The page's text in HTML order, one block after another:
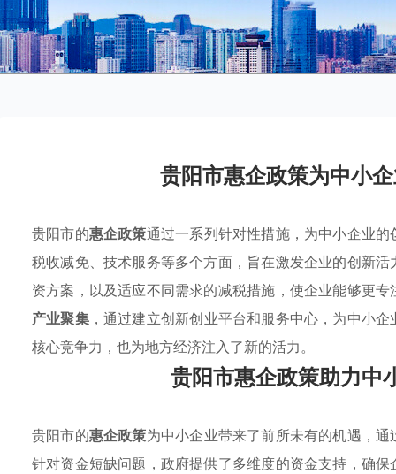
贵阳市惠企政策为中小
贵阳市的惠企政策通过一系列针对性措施，为中小企业
税收减免、技术服务等多个方面，旨在激发企业的创新
资方案，以及适应不同需求的减税措施，使企业能够更
产业聚集，通过建立创新创业平台和服务中心，为中小
核心竞争力，也为地方经济注入了新的活力。
贵阳市惠企政策助力中
贵阳市的惠企政策为中小企业带来了前所未有的机遇，通
针对资金短缺问题，政府提供了多维度的资金支持，确